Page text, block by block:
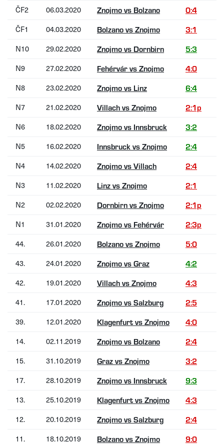
ČF2 06.03.2020 Znojmo vs Bolzano 0:4
ČF1
04.03.2020 Bolzano vs Znojmo 3:1
N10
29.02.2020 Znojmo vs Dornbirn 5:3
N9
27.02.2020 Fehérvár vs Znojmo 4:0
N8
23.02.2020 Znojmo vs Linz 6:4
N7
21.02.2020 Villach vs Znojmo 2:1p
N6
18.02.2020 Znojmo vs Innsbruck 3:2
N5
16.02.2020 Innsbruck vs Znojmo 2:4
N4
14.02.2020 Znojmo vs Villach 2:4
N3
11.02.2020 Linz vs Znojmo 2:1
N2
02.02.2020 Dornbirn vs Znojmo 2:1p
N1
31.01.2020 Znojmo vs Fehérvár 2:3p
44.
26.01.2020 Bolzano vs Znojmo 5:0
43.
24.01.2020 Znojmo vs Graz 4:2
42.
19.01.2020 Villach vs Znojmo 4:3
41.
17.01.2020 Znojmo vs Salzburg 2:5
39.
12.01.2020 Klagenfurt vs Znojmo 4:0
14.
02.11.2019 Znojmo vs Bolzano 2:4
15.
31.10.2019 Graz vs Znojmo 3:2
17.
28.10.2019 Znojmo vs Innsbruck 9:3
13.
25.10.2019 Klagenfurt vs Znojmo 4:3
12.
20.10.2019 Znojmo vs Salzburg 2:4
11.
18.10.2019 Bolzano vs Znojmo 9:0